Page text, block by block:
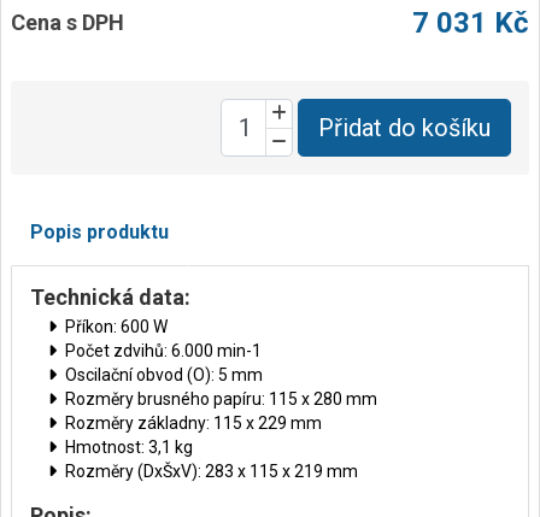
Cena s DPH 7 031 Kč
Přidat do košíku
Popis produktu
Technická data:
Příkon: 600 W
Počet zdvihů: 6.000 min-1
Oscilační obvod (O): 5 mm
Rozměry brusného papíru: 115 x 280 mm
Rozměry základny: 115 x 229 mm
Hmotnost: 3,1 kg
Rozměry (DxŠxV): 283 x 115 x 219 mm